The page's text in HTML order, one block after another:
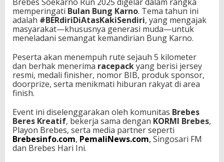
memperingati Bulan Bung Karno. Tema tahun ini
adalah #BERdiriDiAtasKakiSendiri, yang mengajak
masyarakat—khususnya generasi muda—untuk
meneladani semangat kemandirian Bung Karno.
Peserta akan menempuh rute sejauh 5 kilometer
dan berhak menerima racepackyang berisi jersey
resmi, medali finisher, nomor BIB, produk sponsor,
doorprize, serta menikmati hiburan rakyat di area
finish.
Event ini diselenggarakan oleh komunitas Brebes
Beres Kreatif, bekerja sama dengan KORMI Brebes,
Playon Brebes, serta media partner seperti
Brebesinfo.com, PemaliNews.com, Singosari FM
dan Brebes Hari Ini.